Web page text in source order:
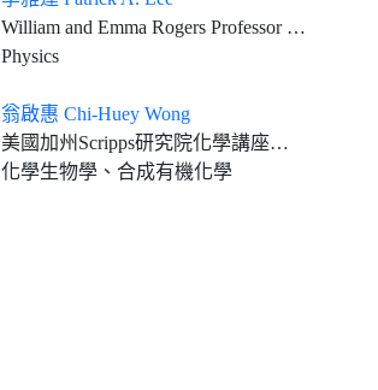
William and Emma Rogers Professor of Physics, Massachusetts Institute of Technology
Physics
翁啟惠 Chi-Huey Wong
美國加州Scripps研究院化學講座教授 中央研究院基因體中心合聘特聘研究員
化學生物學、合成有機化學